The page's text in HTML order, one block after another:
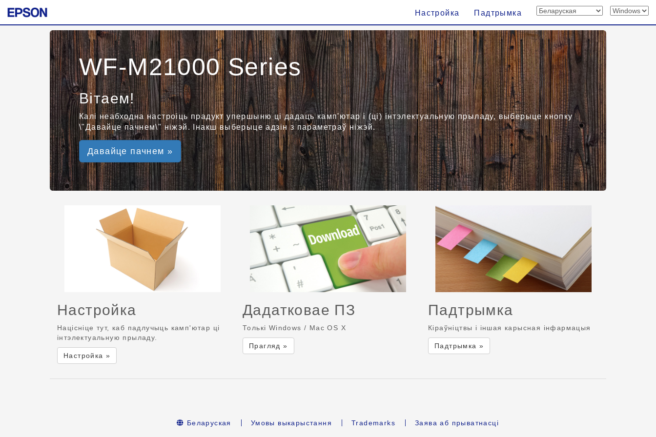
Настройка Падтрымка
WF-M21000 Series
Вітаем!
Калі неабходна настроіць прадукт упершыню ці дадаць камп'ютар і (ці) інтэлектуальную прыладу, выберыце кнопку
\"Давайце пачнем\" ніжэй. Інакш выберыце адзін з параметраў ніжэй.
Давайце пачнем »
Настройка
Націсніце тут, каб падлучыць камп'ютар ці
інтэлектуальную прыладу.
Настройка »
Дадатковае ПЗ
Толькі Windows / Mac OS X
Прагляд »
Падтрымка
Кіраўніцтвы і іншая карысная інфармацыя
Падтрымка »
Беларуская Умовы выкарыстання Trademarks Заява аб прыватнасці